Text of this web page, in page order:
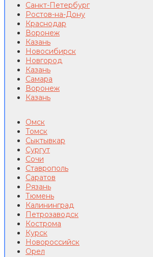
Санкт-Петербург
Ростов-на-Дону
Краснодар
Воронеж
Казань
Новосибирск
Новгород
Казань
Самара
Воронеж
Казань
Омск
Томск
Сыктывкар
Сургут
Сочи
Ставрополь
Саратов
Рязань
Тюмень
Калининград
Петрозаводск
Кострома
Курск
Новороссийск
Орел